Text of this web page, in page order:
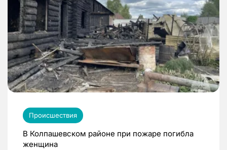
Происшествия
В Колпашевском районе при пожаре погибла
женщина